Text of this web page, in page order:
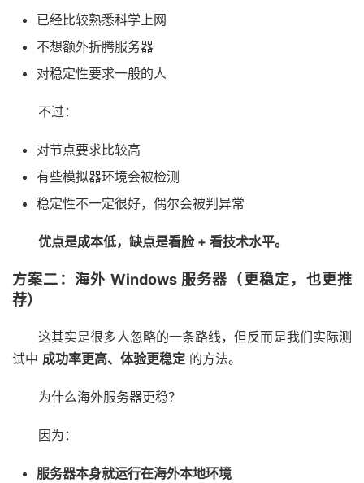
已经比较熟悉科学上网
不想额外折腾服务器
对稳定性要求一般的人
不过：
对节点要求比较高
有些模拟器环境会被检测
稳定性不一定很好，偶尔会被判异常
优点是成本低，缺点是看脸 + 看技术水平。
方案二：海外 Windows 服务器（更稳定，也更推
荐）
这其实是很多人忽略的一条路线，但反而是我们实际测
试中 成功率更高、体验更稳定 的方法。
为什么海外服务器更稳？
因为：
服务器本身就运行在海外本地环境